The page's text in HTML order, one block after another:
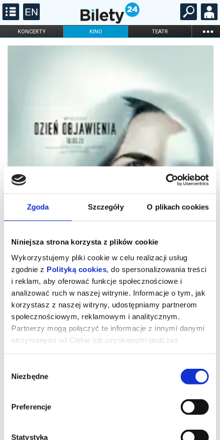
Zgoda Szczegóły O plikach cookies
Niniejsza strona korzysta z plików cookie
Wykorzystujemy pliki cookie w celu realizacji usług
zgodnie z Polityką cookies , do spersonalizowania treści
i reklam, aby oferować funkcje społecznościowe i
analizować ruch w naszej witrynie. Informacje o tym, jak
korzystasz z naszej witryny, udostępniamy partnerom
społecznościowym, reklamowym i analitycznym.
Partnerzy mogą połączyć te informacje z innymi danymi
otrzymanymi od Ciebie lub uzyskanymi podczas
zgody
Niezbędne
Preferencje
Statystyka
KONCERTY KINO TEATR ...
FILHARMONIA OPERA I BALET
falę spekulacji po tym, jak w czasie transmisji na żywo nagle
zaczyna mówić w tajemniczym obcym języku. Zaczynają się
spekulacje o kontakcie z istotami pozaziemskimi.Analityk ds.
prawdopodobnie jest jedyną osobą, która choć nie wie jak to
możliwe, rozumie ten język i może przetłumaczyć go na angielski.